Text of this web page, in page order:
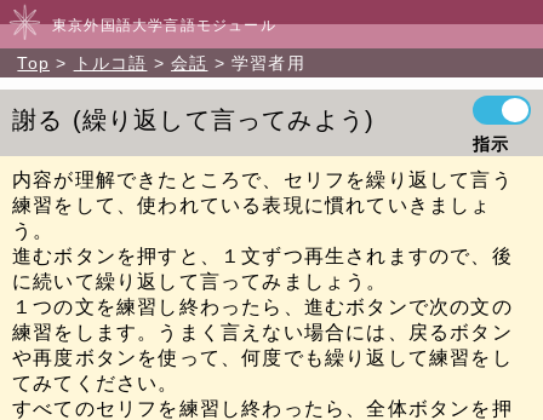
東京外国語大学言語モジュール
Top トルコ語 会話 学習者用
謝る 繰り返して言ってみよう
指示
内容が理解できたところで、セリフを繰り返して言う
練習をして、使われている表現に慣れていきましょ
う。
進むボタンを押すと、１文ずつ再生されますので、後
に続いて繰り返して言ってみましょう。
１つの文を練習し終わったら、進むボタンで次の文の
練習をします。うまく言えない場合には、戻るボタン
や再度ボタンを使って、何度でも繰り返して練習をし
てみてください。
すべてのセリフを練習し終わったら、全体ボタンを押